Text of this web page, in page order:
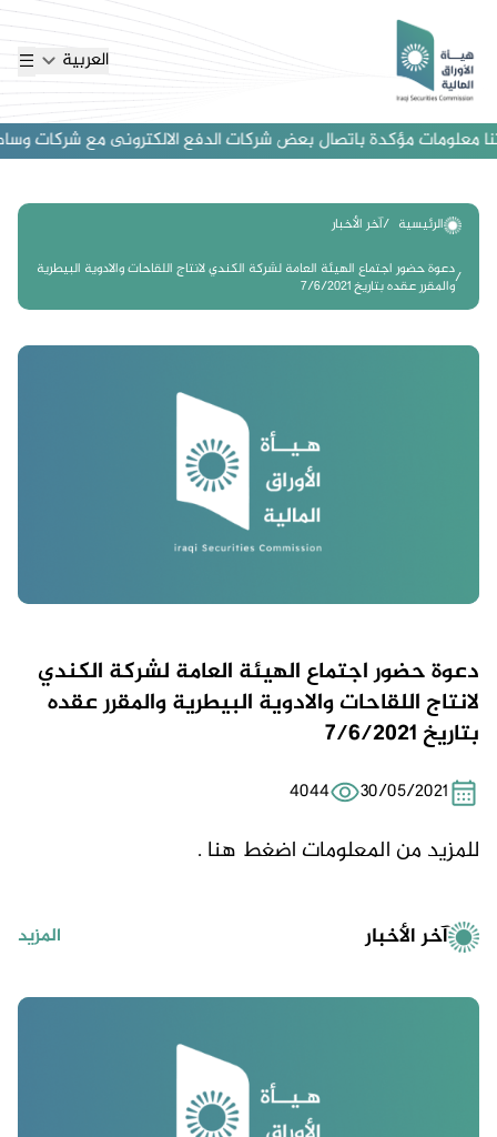
العربية
معلومات مؤكدة باتصال بعض شركات الدفع الالكترونى مع شركات وساطة
الرئيسية
آخر الأخبار
دعوة حضور اجتماع الهيئة العامة لشركة الكندي لانتاج اللقاحات والادوية البيطرية
والمقرر عقده بتاريخ 7/6/2021
دعوة حضور اجتماع الهيئة العامة لشركة الكندي
لانتاج اللقاحات والادوية البيطرية والمقرر عقده
بتاريخ 7/6/2021
30/05/2021
4044
للمزيد من المعلومات اضغط هنا .
آخر الأخبار المزيد